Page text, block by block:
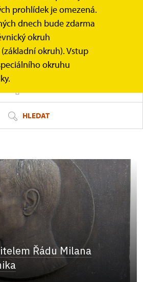
prohlídek je omezená.
dnech bude zdarma
okruh
okruh). Vstup
okruhu
MAPA
HLEDAT
Řádu Milana